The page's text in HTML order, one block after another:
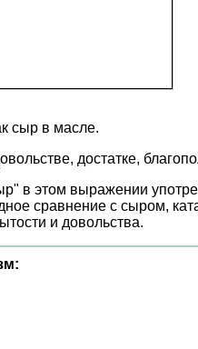
сыр в масле.
достатке,
в этом выражении
сравнение с сыром,
и довольства.